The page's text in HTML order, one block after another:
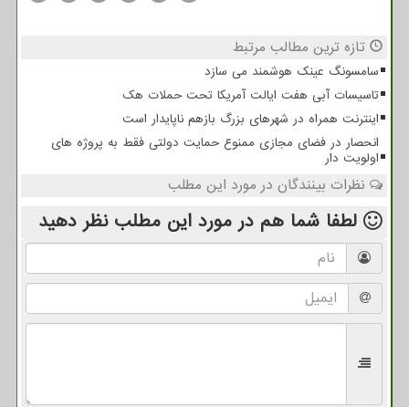
تازه ترین مطالب مرتبط
سامسونگ عینک هوشمند می سازد
تاسیسات آبی هفت ایالت آمریکا تحت حملات هک
اینترنت همراه در شهرهای بزرگ بازهم ناپایدار است
انحصار در فضای مجازی ممنوع حمایت دولتی فقط به پروژه های
اولویت دار
نظرات بینندگان در مورد این مطلب
لطفا شما هم در مورد این مطلب نظر دهید